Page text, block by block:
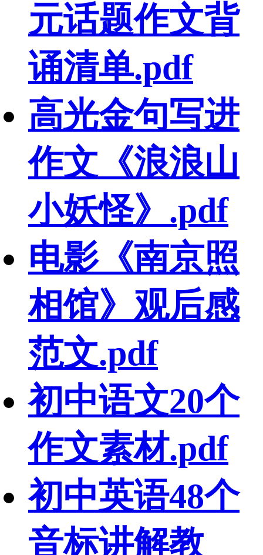
元话题作文背
诵清单.pdf
高光金句写进
作文《浪浪山
小妖怪》.pdf
电影《南京照
相馆》观后感
范文.pdf
初中语文20个
作文素材.pdf
初中英语48个
音标讲解教